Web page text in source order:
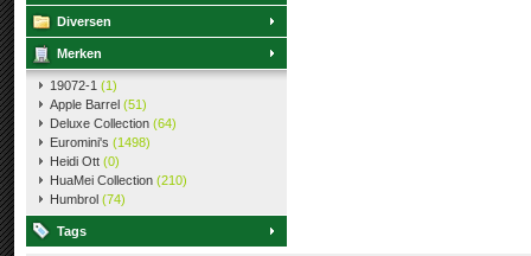
Diversen
Merken
19072-1 (1)
Apple Barrel (51)
Deluxe Collection (64)
Euromini's (1498)
Heidi Ott (0)
HuaMei Collection (210)
Humbrol (74)
Tags